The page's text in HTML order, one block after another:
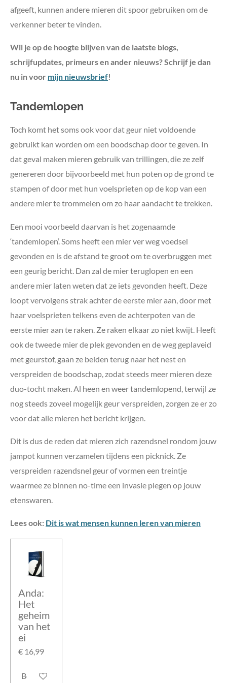
afgeeft, kunnen andere mieren dit spoor gebruiken om de
verkenner beter te vinden.
Wil je op de hoogte blijven van de laatste blogs,
schrijfupdates, primeurs en ander nieuws? Schrijf je dan
nu in voor mijn nieuwsbrief!
Tandemlopen
Toch komt het soms ook voor dat geur niet voldoende
gebruikt kan worden om een boodschap door te geven. In
dat geval maken mieren gebruik van trillingen, die ze zelf
genereren door bijvoorbeeld met hun poten op de grond te
stampen of door met hun voelsprieten op de kop van een
andere mier te trommelen om zo haar aandacht te trekken.
Een mooi voorbeeld daarvan is het zogenaamde
‘tandemlopen’. Soms heeft een mier ver weg voedsel
gevonden en is de afstand te groot om te overbruggen met
een geurig bericht. Dan zal de mier teruglopen en een
andere mier laten weten dat ze iets gevonden heeft. Deze
loopt vervolgens strak achter de eerste mier aan, door met
haar voelsprieten telkens even de achterpoten van de
eerste mier aan te raken. Ze raken elkaar zo niet kwijt. Heeft
ook de tweede mier de plek gevonden en de weg geplaveid
met geurstof, gaan ze beiden terug naar het nest en
verspreiden de boodschap, zodat steeds meer mieren deze
duo-tocht maken. Al heen en weer tandemlopend, terwijl ze
nog steeds zoveel mogelijk geur verspreiden, zorgen ze er zo
voor dat alle mieren het bericht krijgen.
Dit is dus de reden dat mieren zich razendsnel rondom jouw
jampot kunnen verzamelen tijdens een picknick. Ze
verspreiden razendsnel geur of vormen een treintje
waarmee ze binnen no-time een invasie plegen op jouw
etenswaren.
Lees ook: Dit is wat mensen kunnen leren van mieren
Anda:
Het
geheim
van het
ei
€ 16,99
Bekijk details